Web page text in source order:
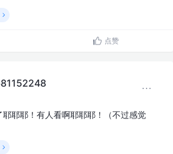
点赞
耶耶！有人看啊耶耶耶！（不过感觉